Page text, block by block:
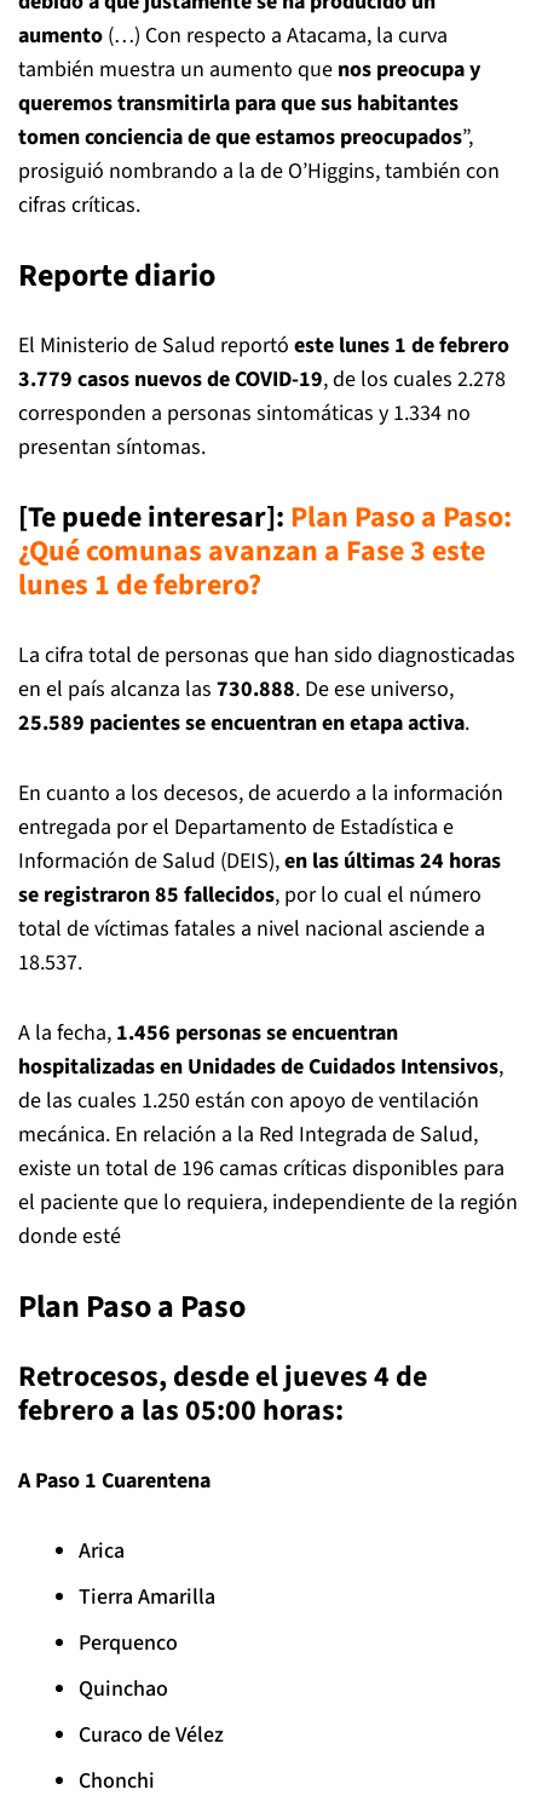
aumento (…) Con respecto a Atacama, la curva
también muestra un aumento que nos preocupa y
queremos transmitirla para que sus habitantes
tomen conciencia de que estamos preocupados”,
prosiguió nombrando a la de O’Higgins, también con
cifras críticas.
Reporte diario
El Ministerio de Salud reportó este lunes 1 de febrero
3.779 casos nuevos de COVID-19, de los cuales 2.278
corresponden a personas sintomáticas y 1.334 no
presentan síntomas.
[Te puede interesar]: Plan Paso a Paso:
¿Qué comunas avanzan a Fase 3 este
lunes 1 de febrero?
La cifra total de personas que han sido diagnosticadas
en el país alcanza las 730.888. De ese universo,
25.589 pacientes se encuentran en etapa activa.
En cuanto a los decesos, de acuerdo a la información
entregada por el Departamento de Estadística e
Información de Salud (DEIS),en las últimas 24 horas
se registraron 85 fallecidos, por lo cual el número
total de víctimas fatales a nivel nacional asciende a
18.537.
A la fecha, 1.456 personas se encuentran
hospitalizadas en Unidades de Cuidados Intensivos,
de las cuales 1.250 están con apoyo de ventilación
mecánica. En relación a la Red Integrada de Salud,
existe un total de 196 camas críticas disponibles para
el paciente que lo requiera, independiente de la región
donde esté
Plan Paso a Paso
Retrocesos, desde el jueves 4 de
febrero a las 05:00 horas:
A Paso 1 Cuarentena
Arica
Tierra Amarilla
Perquenco
Quinchao
Curaco de Vélez
Chonchi